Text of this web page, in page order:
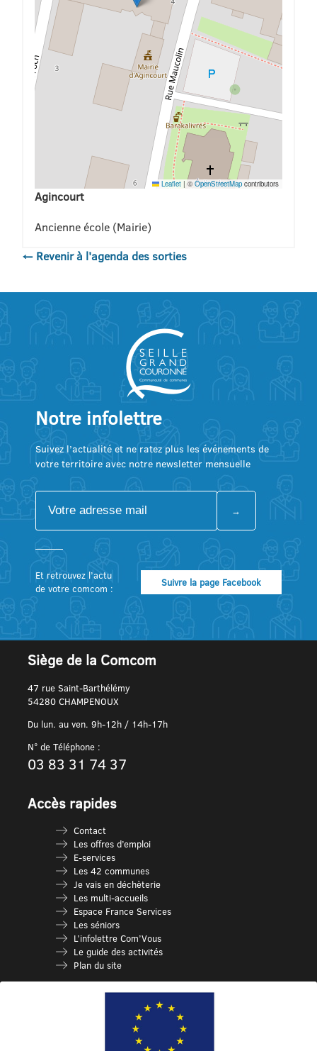
Leaflet | ©OpenStreetMap contributors
Agincourt
Ancienne école (Mairie)
← Revenir à l'agenda des sorties
Notre infolettre
Suivez l’actualité et ne ratez plus les événements de
votre territoire avec notre newsletter mensuelle
Et retrouvez l’actu
de votre comcom :
Suivre la page Facebook
Siège de la Comcom
47 rue Saint-Barthélémy
54280 CHAMPENOUX
Du lun. au ven. 9h-12h / 14h-17h
N° de Téléphone :
03 83 31 74 37
Accès rapides
Contact
Les offres d’emploi
E-services
Les 42 communes
Je vais en déchèterie
Les multi-accueils
Espace France Services
Les séniors
L’infolettre Com’Vous
Le guide des activités
Plan du site